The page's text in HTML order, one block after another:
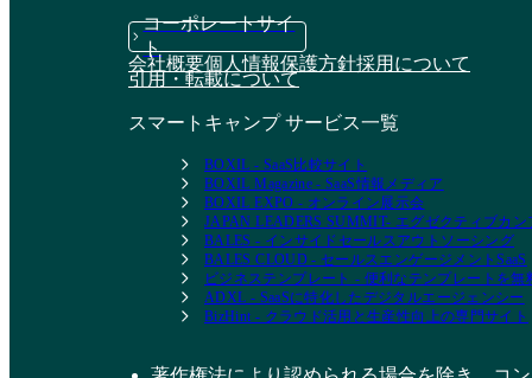
ヤグラ セキュリティ
プラットフォーム
資料請求リストに追加
コーポレートサイ
ト
会社概要個人情報保護方針採用について
引用・転載について
スマートキャンプ サービス一覧
BOXIL - SaaS比較サイト
BOXIL Magazine - SaaS情報メディア
BOXIL EXPO - オンライン展示会
JAPAN LEADERS SUMMIT- エグゼクティブカン
BALES - インサイドセールスアウトソーシング
BALES CLOUD - セールスエンゲージメントSaaS
ビジネステンプレート - 便利なテンプレートを無
ADXL - SaaSに特化したデジタルエージェンシー
BizHint - クラウド活用と生産性向上の専門サイト